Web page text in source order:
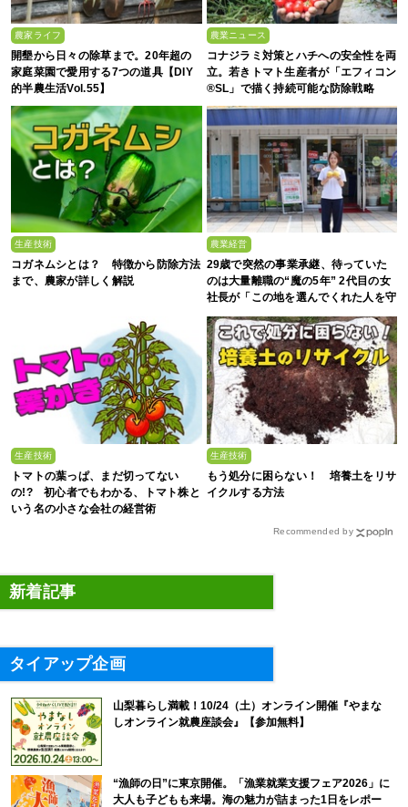
農家ライフ
開墾から日々の除草まで。20年超の
家庭菜園で愛用する7つの道具【DIY
的半農生活Vol.55】
農業ニュース
コナジラミ対策とハチへの安全性を両
立。若きトマト生産者が「エフィコン
®SL」で描く持続可能な防除戦略
生産技術
コガネムシとは？ 特徴から防除方法
まで、農家が詳しく解説
農業経営
29歳で突然の事業承継、待っていた
のは大量離職の“魔の5年” 2代目の女
社長が「この地を選んでくれた人を守
る」と誓った日
生産技術
トマトの葉っぱ、まだ切ってない
の!? 初心者でもわかる、トマト株と
いう名の小さな会社の経営術
生産技術
もう処分に困らない！ 培養土をリサ
イクルする方法
Recommended by
新着記事
タイアップ企画
山梨暮らし満載！10/24（土）オンライン開催『やまな
しオンライン就農座談会』【参加無料】
“漁師の日”に東京開催。「漁業就業支援フェア2026」に
大人も子どもも来場。海の魅力が詰まった1日をレポー